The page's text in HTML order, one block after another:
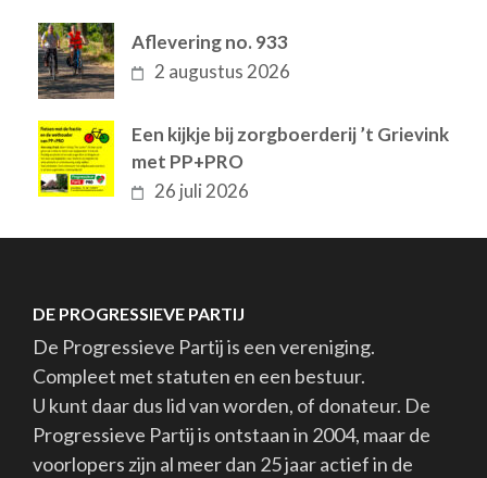
Aflevering no. 933
2 augustus 2026
Een kijkje bij zorgboerderij ’t Grievink
met PP+PRO
26 juli 2026
DE PROGRESSIEVE PARTIJ
De Progressieve Partij is een vereniging.
Compleet met statuten en een bestuur.
U kunt daar dus lid van worden, of donateur. De
Progressieve Partij is ontstaan in 2004, maar de
voorlopers zijn al meer dan 25 jaar actief in de